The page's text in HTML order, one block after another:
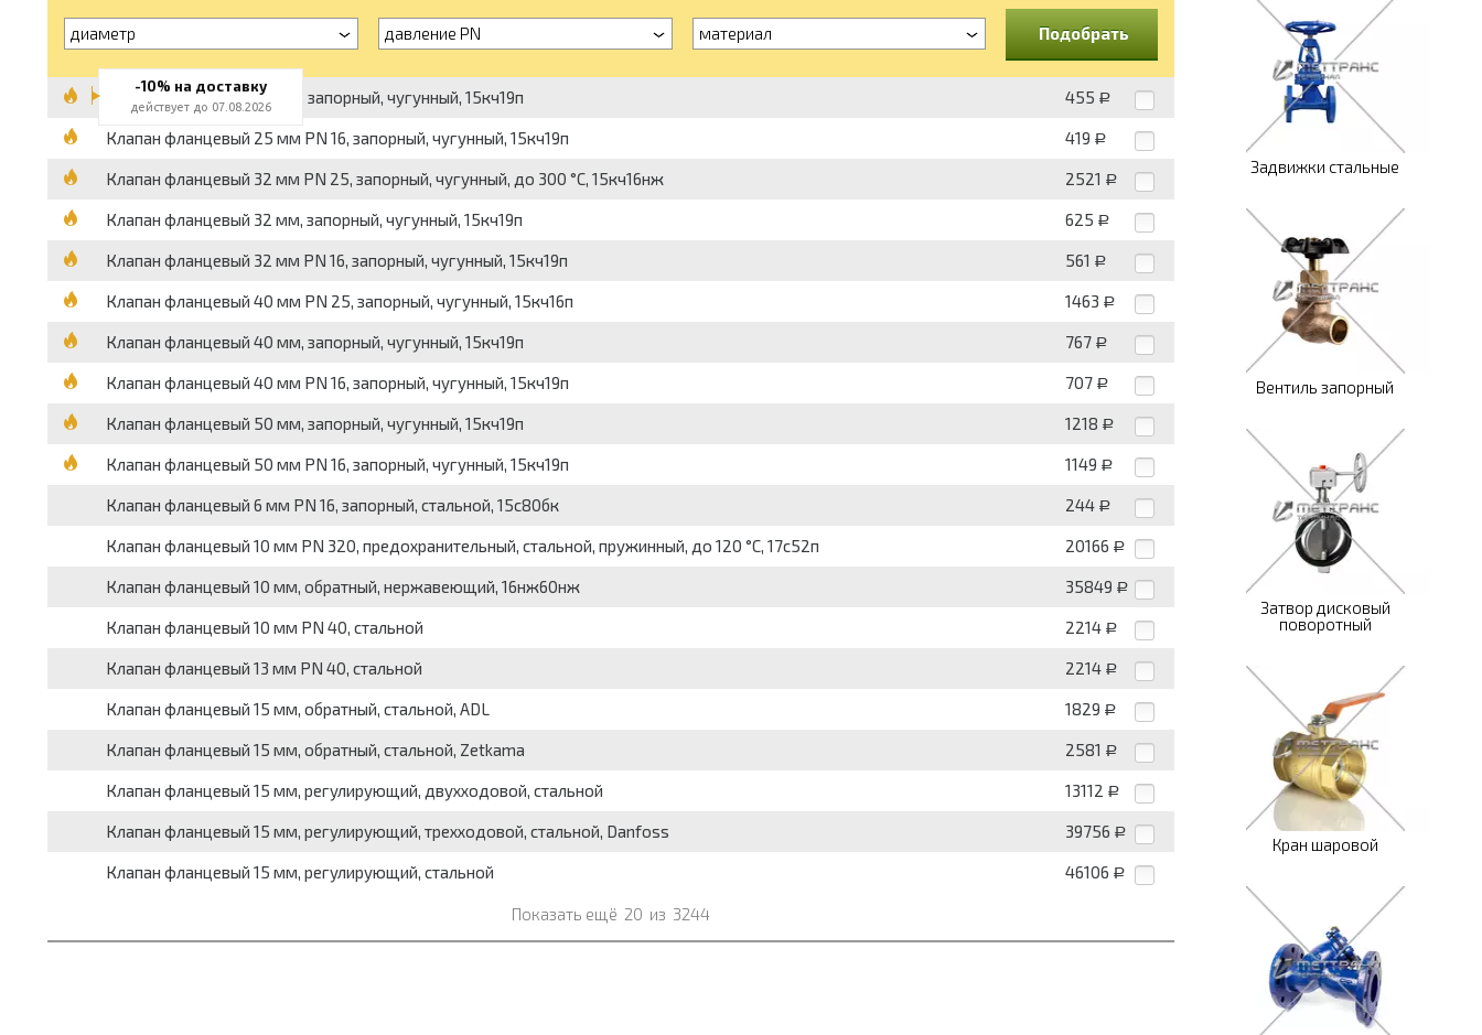
диаметр давление PN материал Подобрать
Клапан фланцевый 25 мм, запорный, чугунный, 15кч19п 455 Р
Клапан фланцевый 25 мм PN 16, запорный, чугунный, 15кч19п 419 Р
Клапан фланцевый 32 мм PN 25, запорный, чугунный, до 300 °С, 15кч16нж 2521 Р
Клапан фланцевый 32 мм, запорный, чугунный, 15кч19п 625 Р
Клапан фланцевый 32 мм PN 16, запорный, чугунный, 15кч19п 561 Р
Клапан фланцевый 40 мм PN 25, запорный, чугунный, 15кч16п 1463 Р
Клапан фланцевый 40 мм, запорный, чугунный, 15кч19п 767 Р
Клапан фланцевый 40 мм PN 16, запорный, чугунный, 15кч19п 707 Р
Клапан фланцевый 50 мм, запорный, чугунный, 15кч19п 1218 Р
Клапан фланцевый 50 мм PN 16, запорный, чугунный, 15кч19п 1149 Р
Клапан фланцевый 6 мм PN 16, запорный, стальной, 15с80бк 244 Р
Клапан фланцевый 10 мм PN 320, предохранительный, стальной, пружинный, до 120 °С, 17с52п 20166 Р
Клапан фланцевый 10 мм, обратный, нержавеющий, 16нж60нж 35849 Р
Клапан фланцевый 10 мм PN 40, стальной 2214 Р
Клапан фланцевый 13 мм PN 40, стальной 2214 Р
Клапан фланцевый 15 мм, обратный, стальной, ADL 1829 Р
Клапан фланцевый 15 мм, обратный, стальной, Zetkama 2581 Р
Клапан фланцевый 15 мм, регулирующий, двухходовой, стальной 13112 Р
Клапан фланцевый 15 мм, регулирующий, трехходовой, стальной, Danfoss 39756 Р
Клапан фланцевый 15 мм, регулирующий, стальной 46106 Р
Показать ещё 20 из 3244
Задвижки стальные
Вентиль запорный
Затвор дисковый
поворотный
Кран шаровой
-10% на доставку
действует до 07.08.2026